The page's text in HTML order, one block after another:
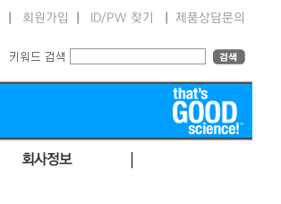
회원가입 ID/PW 찾기 제품상담문의
회사정보